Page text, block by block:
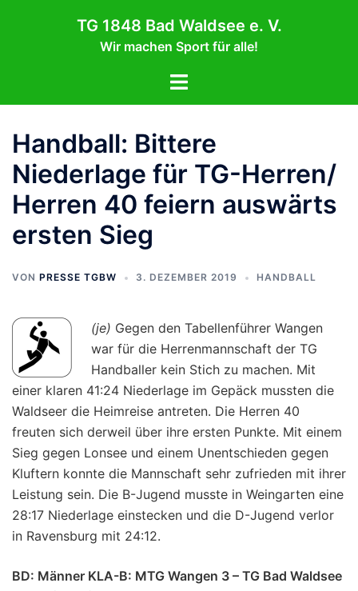
TG 1848 Bad Waldsee e. V.
Wir machen Sport für alle!
Menü
Handball: Bittere
Niederlage für TG-Herren/
Herren 40 feiern auswärts
ersten Sieg
VON PRESSE TGBW 3. DEZEMBER 2019 HANDBALL
(je) Gegen den Tabellenführer Wangen
war für die Herrenmannschaft der TG
Handballer kein Stich zu machen. Mit
einer klaren 41:24 Niederlage im Gepäck mussten die
Waldseer die Heimreise antreten. Die Herren 40
freuten sich derweil über ihre ersten Punkte. Mit einem
Sieg gegen Lonsee und einem Unentschieden gegen
Kluftern konnte die Mannschaft sehr zufrieden mit ihrer
Leistung sein. Die B-Jugend musste in Weingarten eine
28:17 Niederlage einstecken und die D-Jugend verlor
in Ravensburg mit 24:12.
BD: Männer KLA-B: MTG Wangen 3 – TG Bad Waldsee